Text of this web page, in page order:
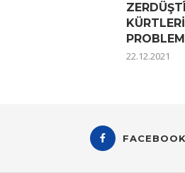
22.12.2021
FACEBOOK